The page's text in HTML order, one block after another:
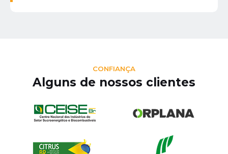
CONFIANÇA
Alguns de nossos clientes